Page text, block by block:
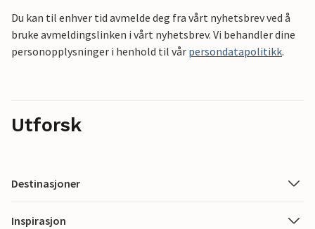
Du kan til enhver tid avmelde deg fra vårt nyhetsbrev ved å
bruke avmeldingslinken i vårt nyhetsbrev. Vi behandler dine
personopplysninger i henhold til vår persondatapolitikk.
Utforsk
Destinasjoner
Inspirasjon